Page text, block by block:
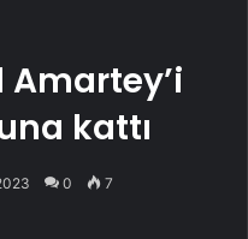
Amartey’i
kattı
0 7